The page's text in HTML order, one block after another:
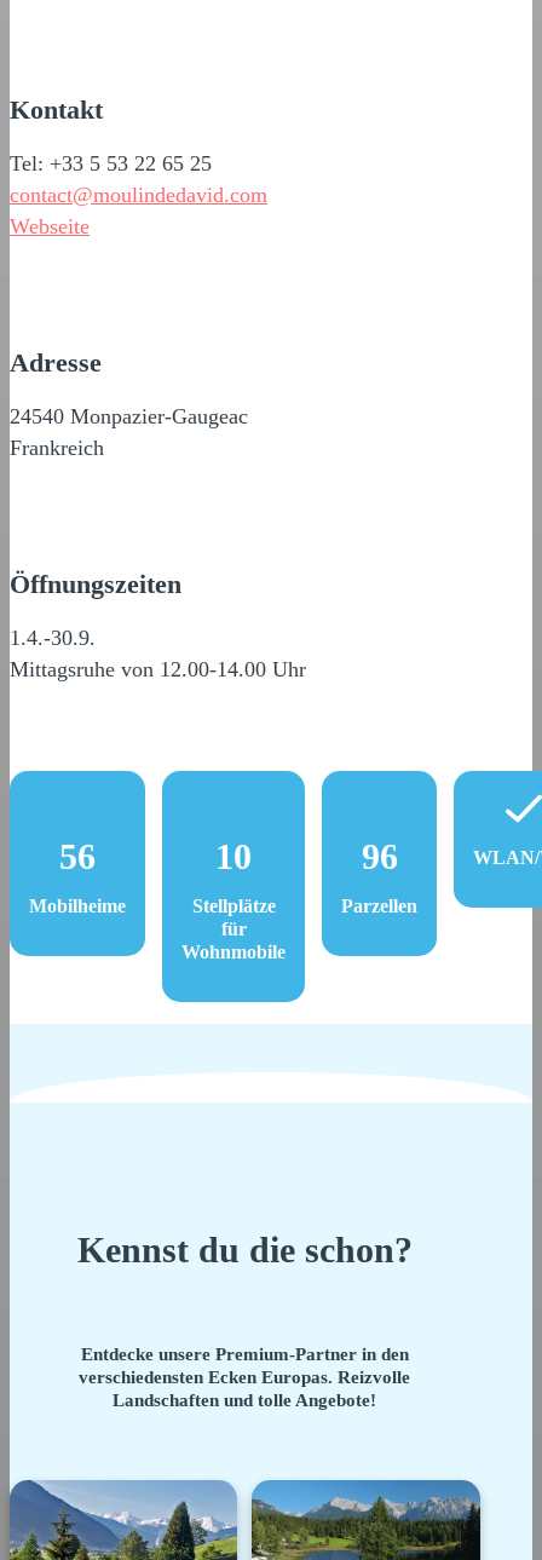
Kontakt
Tel: +33 5 53 22 65 25
contact@moulindedavid.com
Webseite
Adresse
24540 Monpazier-Gaugeac
Frankreich
Öffnungszeiten
1.4.-30.9.
Mittagsruhe von 12.00-14.00 Uhr
56
Mobilheime
10
Stellplätze
für
Wohnmobile
96
Parzellen
Kennst du die schon?
Entdecke unsere Premium-Partner in den
verschiedensten Ecken Europas. Reizvolle
Landschaften und tolle Angebote!